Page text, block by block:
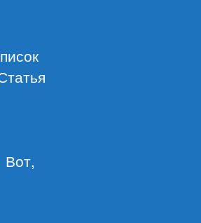
Вот,